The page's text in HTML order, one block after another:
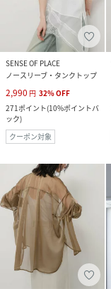
SENSE OF PLACE
ノースリーブ・タンクトップ
2,990 円 32%OFF
271ポイント(10%ポイントバ
ック)
クーポン対象